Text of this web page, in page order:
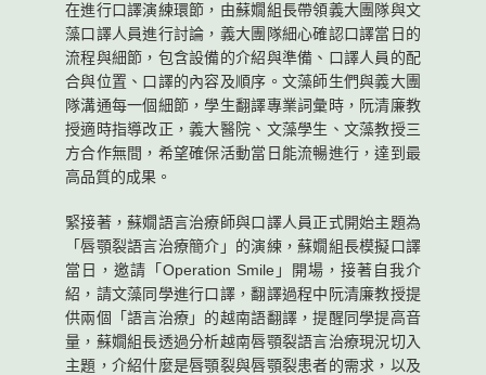
在進行口譯演練環節，由蘇嫺組長帶領義大團隊與文
藻口譯人員進行討論，義大團隊細心確認口譯當日的
流程與細節，包含設備的介紹與準備、口譯人員的配
合與位置、口譯的內容及順序。文藻師生們與義大團
隊溝通每一個細節，學生翻譯專業詞彙時，阮清廉教
授適時指導改正，義大醫院、文藻學生、文藻教授三
方合作無間，希望確保活動當日能流暢進行，達到最
高品質的成果。
緊接著，蘇嫺語言治療師與口譯人員正式開始主題為
「唇顎裂語言治療簡介」的演練，蘇嫺組長模擬口譯
當日，邀請「Operation Smile」開場，接著自我介
紹，請文藻同學進行口譯，翻譯過程中阮清廉教授提
供兩個「語言治療」的越南語翻譯，提醒同學提高音
量，蘇嫺組長透過分析越南唇顎裂語言治療現況切入
主題，介紹什麼是唇顎裂與唇顎裂患者的需求，以及